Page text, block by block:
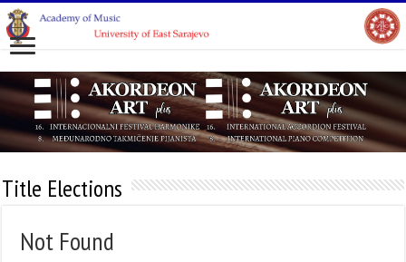
Title Elections
Not Found